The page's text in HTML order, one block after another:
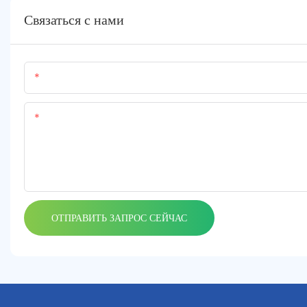
Связаться с нами
ОТПРАВИТЬ ЗАПРОС СЕЙЧАС